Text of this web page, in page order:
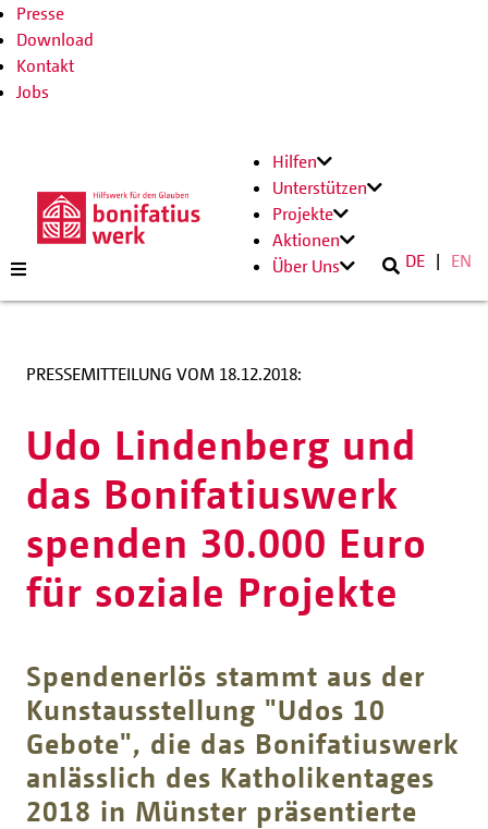
Presse
Download
Kontakt
Jobs
Hilfen
Unterstützen
Projekte
Aktionen
Über Uns
DE EN
PRESSEMITTEILUNG VOM 18.12.2018:
Udo Lindenberg und
das Bonifatiuswerk
spenden 30.000 Euro
für soziale Projekte
Spendenerlös stammt aus der
Kunstausstellung "Udos 10
Gebote", die das Bonifatiuswerk
anlässlich des Katholikentages
2018 in Münster präsentierte